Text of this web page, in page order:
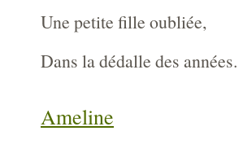
Une petite fille oubliée,
Dans la dédalle des années.
Ameline